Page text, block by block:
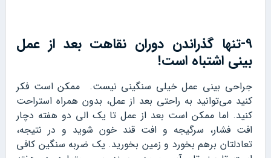
۹-تنها گذراندن دوران نقاهت بعد از عمل
بینی اشتباه است!
جراحی بینی عمل خیلی سنگینی نیست. ممکن است فکر
کنید می‌توانید به راحتی بعد از عمل، بدون همراه استراحت
کنید. اما ممکن است بعد از عمل تا یک الی دو هفته دچار
افت فشار، سرگیجه و افت قند خون شوید و در نتیجه،
تعادلتان برهم بخورد و زمین بخورید. یک ضربه سنگین کافی